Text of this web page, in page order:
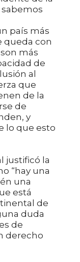
país más
queda con
más
de
al
que
de la
de
y
lo que esto
justificó la
“hay una
una
está
de
duda
de
derecho